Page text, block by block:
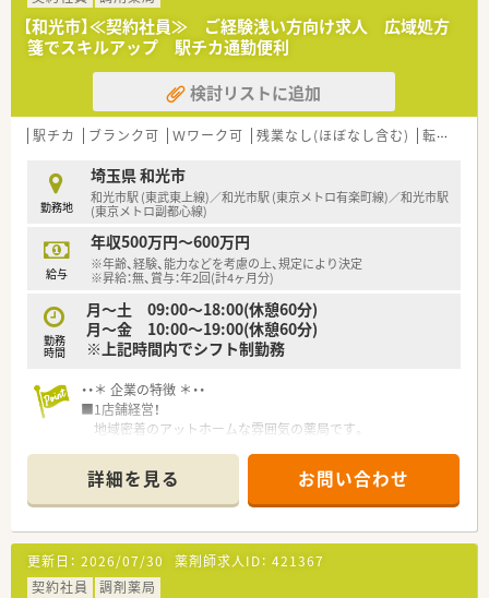
週休2日制を基本としています。
固定の店舗に配属するのではなく、1週間単位などで流動的に店
舗を回るため
全体として休みの調整がしやすい環境です。
また、業務の仕方や人間関係が偏らず、円滑に業務が進みます。
年間休日は111日程度です。
希望する社員は全員、8日間の長期休暇の取得が可能です。
店舗に人員を固定せず、入れ替えるシステムを導入しているた
め、
「薬歴MEDIX（メディクス）」で薬歴入力業務をスピーディに！
「調剤鑑査システムBarrera（バレラ）」で安心して調剤が出来る
よう
システムの整備により現場の働きやすさをサポートする仕組み
づくりができています。
境です。
※在宅医療への取り組みも積極的行っております。
■漢方の取り扱いを促進しており、普通の調剤薬局では扱ってい
ない種類の漢方も勉強できます。
■薬剤師としての専門制はもちろん、多様なキャリアを支援する
システムが整っています。
【例】管理薬剤師・店長・教育担当・エリア責任者・新規事業の立ち
■連続休暇 長期休日20日間制度があり！
連続休暇を1～3回に分けて取得し、年間休日120～125日（長
期休日20日間含む）あるので、ライフワークバランスが充実して
います。
【和光市】≪契約社員≫ ご経験浅い方向け求人 広域処方
箋でスキルアップ 駅チカ通勤便利
検討リストに追加
駅チカ ブランク可 Ｗワーク可 残業なし(ほぼなし含む) 転勤なし
勤務地
埼玉県 和光市
和光市駅 (東武東上線)／和光市駅 (東京メトロ有楽町線)／和光市駅
(東京メトロ副都心線)
給与
年収500万円～600万円
※年齢、経験、能力などを考慮の上、規定により決定
※昇給：無、賞与：年2回(計4ヶ月分)
勤務
時間
月～土 09:00～18:00(休憩60分)
月～金 10:00～19:00(休憩60分)
※上記時間内でシフト制勤務
・・＊ 企業の特徴 ＊・・
■1店舗経営！
地域密着のアットホームな雰囲気の薬局です。
■昭和29年設立の老舗☆
過去の物販の面影が残る昔ながらの店舗です。
詳細を見る お問い合わせ
更新日： 2026/07/30 薬剤師求人ID： 421367
契約社員
調剤薬局